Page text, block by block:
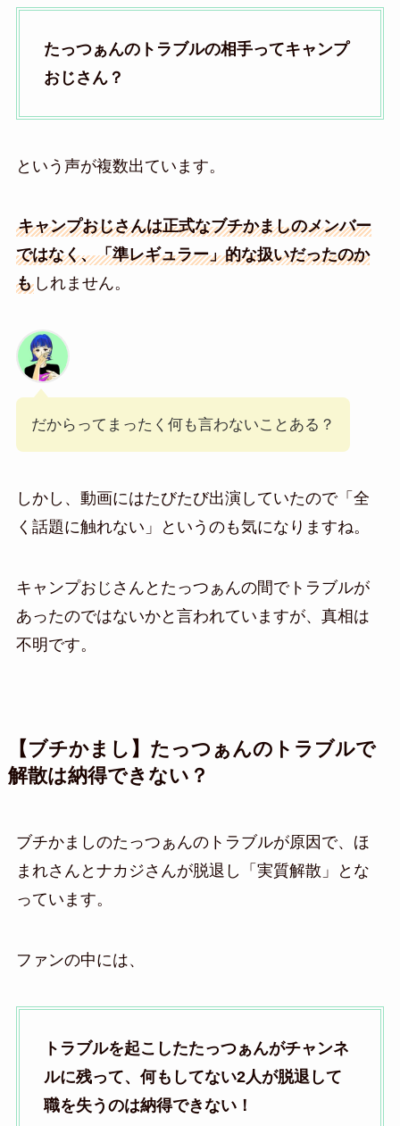
たっつぁんのトラブルの相手ってキャンプ
おじさん？
という声が複数出ています。
キャンプおじさんは正式なブチかましのメンバー
ではなく、「準レギュラー」的な扱いだったのか
もしれません。
だからってまったく何も言わないことある？
しかし、動画にはたびたび出演していたので「全
く話題に触れない」というのも気になりますね。
キャンプおじさんとたっつぁんの間でトラブルが
あったのではないかと言われていますが、真相は
不明です。
【ブチかまし】たっつぁんのトラブルで
解散は納得できない？
ブチかましのたっつぁんのトラブルが原因で、ほ
まれさんとナカジさんが脱退し「実質解散」とな
っています。
ファンの中には、
トラブルを起こしたたっつぁんがチャンネ
ルに残って、何もしてない2人が脱退して
職を失うのは納得できない！